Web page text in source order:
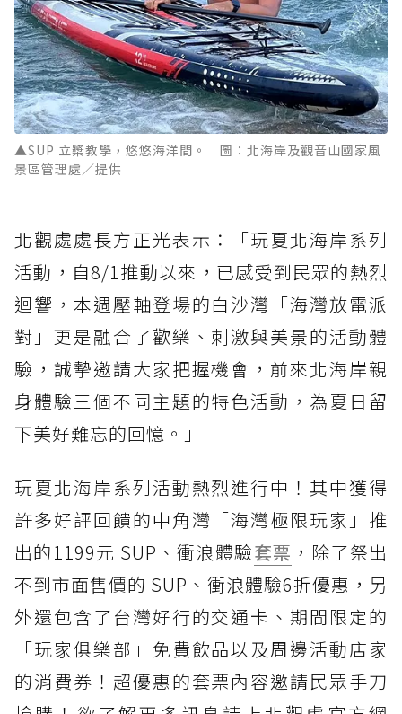
▲SUP 立槳教學，悠悠海洋間。 圖：北海岸及觀音山國家風
景區管理處／提供
北觀處處長方正光表示：「玩夏北海岸系列
活動，自8/1推動以來，已感受到民眾的熱烈
迴響，本週壓軸登場的白沙灣「海灣放電派
對」更是融合了歡樂、刺激與美景的活動體
驗，誠摯邀請大家把握機會，前來北海岸親
身體驗三個不同主題的特色活動，為夏日留
下美好難忘的回憶。」
玩夏北海岸系列活動熱烈進行中！其中獲得
許多好評回饋的中角灣「海灣極限玩家」推
出的1199元 SUP、衝浪體驗套票 ，除了祭出
不到市面售價的 SUP、衝浪體驗6折優惠，另
外還包含了台灣好行的交通卡、期間限定的
「玩家俱樂部」免費飲品以及周邊活動店家
的消費券！超優惠的套票內容邀請民眾手刀